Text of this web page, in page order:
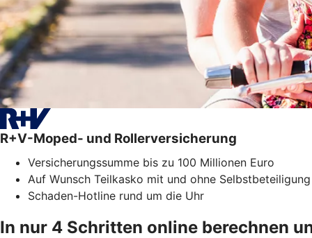
R+V-Moped- und Rollerversicherung
Versicherungssumme bis zu 100 Millionen Euro
Auf Wunsch Teilkasko mit und ohne Selbstbeteiligung
Schaden-Hotline rund um die Uhr
In nur 4 Schritten online berechnen